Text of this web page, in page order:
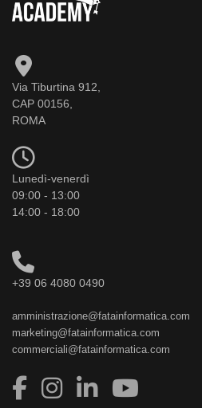
Via Tiburtina 912,
CAP 00156,
ROMA
Lunedì-venerdì
09:00 - 13:00
14:00 - 18:00
+39 06 4080 0490
amministrazione@fatainformatica.com
marketing@fatainformatica.com
commerciali@fatainformatica.com